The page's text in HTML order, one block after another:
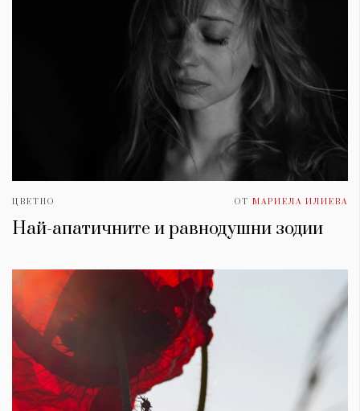
ЦВЕТНО ОТ МАРИЕЛА ИЛИЕВА
Най-апатичните и равнодушни зодии